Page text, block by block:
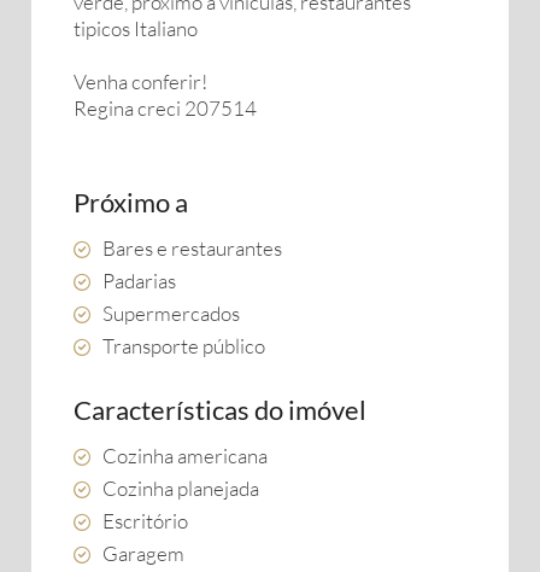
tipicos Italiano
Venha conferir!
Regina creci 207514
Próximo a
Bares e restaurantes
Padarias
Supermercados
Transporte público
Características do imóvel
Cozinha americana
Cozinha planejada
Escritório
Garagem